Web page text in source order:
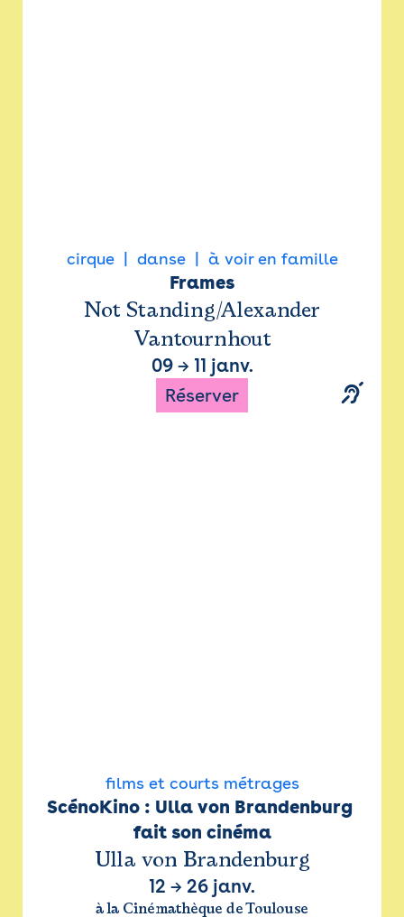
cirque danse à voir en famille
Frames
Not Standing/Alexander
Vantournhout
09→ 11 janv.
Réserver
films et courts métrages
ScénoKino : Ulla von Brandenburg
fait son cinéma
Ulla von Brandenburg
12 → 26 janv.
à la Cinémathèque de Toulouse